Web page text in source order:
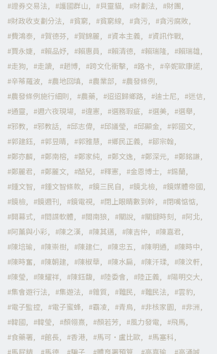
證券交易法
護國群山 貝靈貓 財劃法
財團
財政收支劃分法
貧窮 貧窮線 貪污
貪污腐敗
費鴻泰
賀德芬 賀錦麗 資本主義
資訊作戰
賈永婕
賴品妤 賴惠員 賴清德 賴瑞隆
賴瑞雄
走狗
走讀 趙博 跨文化衝擊 路卡
辛妮歐康諾
辛蒂羅波
農地回填 農業部
農發條例
農發條例施行細則
農藥 迢迢歸鄉路 迪士尼
迷信
通靈
週六夜現場 違憲 選務瑕疵 選美
選舉
邪教
邪教話 邱志偉 邱議瑩 邱顯金
郭國文
郭建鈺
郭昱晴 郭雅慧 鄉民正義
鄒宗翰
鄭亦麟
鄭南榕 鄭家純 鄭文逸 鄭深元
鄭銘謙
鄭麗君
鄭麗文 酷兒 釋憲 金恩博士
錫蘭
鍾文智
鍾文智條款 鏡三民自 鏡北檢
鏡媒體帝國
鏡檢
鏡週刊 鏡電視 閉上眼睛數到幹
閉嘴惦惦
開幕式
間諜軟體 閩南狼 關說 關鍵時刻
阿北
阿薰與小彩
陳之漢 陳其邁 陳吉仲
陳嘉君
陳培瑜
陳崇樹 陳建仁 陳忠五 陳明通
陳時中
陳時奮
陳朝建 陳椒華 陳水扁 陳汘瑈
陳汶軒
陳瑩
陳耀祥 陳鈺馥 陸委會 陸正義
陽明交大
集會遊行法
集遊法 雜質 難民 難民法
雲豹
電子監控
電子蜜蜂 霸凌 青鳥 非核家園
非洲
韓國
韓瑩 顏翎熹 顏若芳 風力發電
飛馬
食藥署
館長 香港 馬可·盧比歐
馬塞科
馬屁精
馬德 騙子 體育署預算 高嘉瑜 高涌誠